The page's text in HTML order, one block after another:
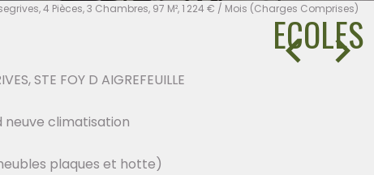
4 Pièces, 3 Chambres, 97 M², 1 224 € / Mois (Charges Comprises)
ECOLES
STE FOY D AIGREFEUILLE
neuve climatisation
plaques et hotte)